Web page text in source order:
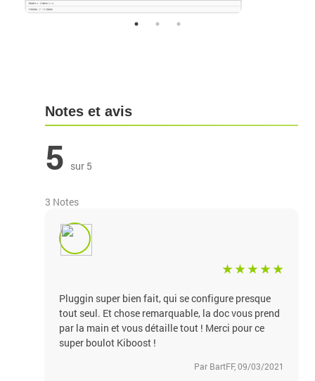
Notes et avis
5 sur 5
3 Notes
Pluggin super bien fait, qui se configure presque
tout seul. Et chose remarquable, la doc vous prend
par la main et vous détaille tout ! Merci pour ce
super boulot Kiboost !
Par BartFF, 09/03/2021